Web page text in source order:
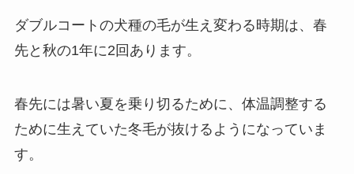
ダブルコートの犬種の毛が生え変わる時期は、春
先と秋の1年に2回あります。
春先には暑い夏を乗り切るために、体温調整する
ために生えていた冬毛が抜けるようになっていま
す。